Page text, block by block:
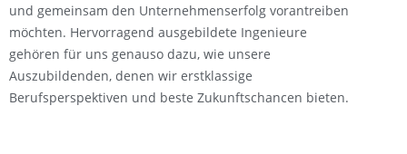
und gemeinsam den Unternehmenserfolg vorantreiben
möchten. Hervorragend ausgebildete Ingenieure
gehören für uns genauso dazu, wie unsere
Auszubildenden, denen wir erstklassige
Berufsperspektiven und beste Zukunftschancen bieten.